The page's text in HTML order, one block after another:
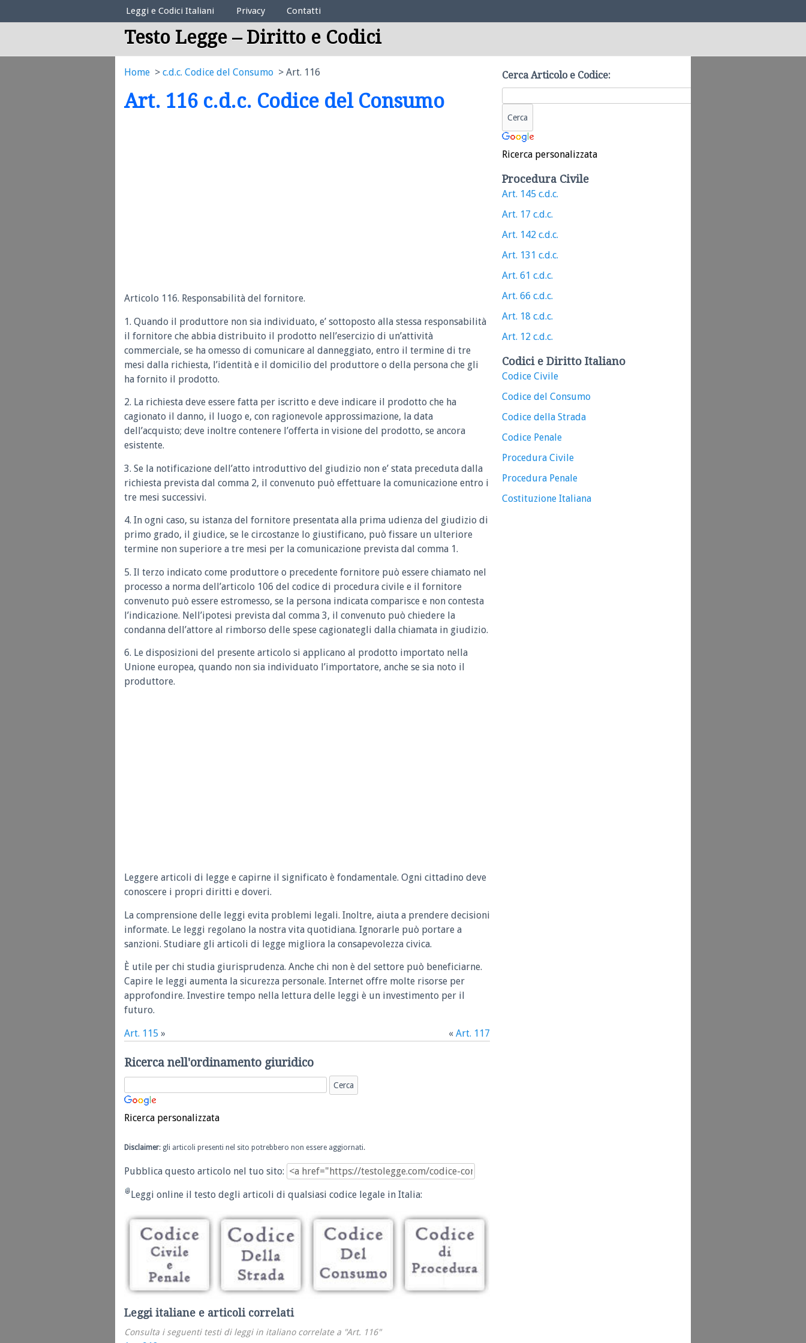
Elenco Codici Legali
Leggi e Codici Italiani Privacy Contatti
Testo Legge – Diritto e Codici
Home c.d.c. Codice del Consumo Art. 116
Art. 116 c.d.c. Codice del Consumo
Articolo 116. Responsabilità del fornitore.
1. Quando il produttore non sia individuato, e’ sottoposto alla stessa responsabilità
il fornitore che abbia distribuito il prodotto nell’esercizio di un’attività
commerciale, se ha omesso di comunicare al danneggiato, entro il termine di tre
mesi dalla richiesta, l’identità e il domicilio del produttore o della persona che gli
ha fornito il prodotto.
2. La richiesta deve essere fatta per iscritto e deve indicare il prodotto che ha
cagionato il danno, il luogo e, con ragionevole approssimazione, la data
dell’acquisto; deve inoltre contenere l’offerta in visione del prodotto, se ancora
esistente.
3. Se la notificazione dell’atto introduttivo del giudizio non e’ stata preceduta dalla
richiesta prevista dal comma 2, il convenuto può effettuare la comunicazione entro i
tre mesi successivi.
4. In ogni caso, su istanza del fornitore presentata alla prima udienza del giudizio di
primo grado, il giudice, se le circostanze lo giustificano, può fissare un ulteriore
termine non superiore a tre mesi per la comunicazione prevista dal comma 1.
5. Il terzo indicato come produttore o precedente fornitore può essere chiamato nel
processo a norma dell’articolo 106 del codice di procedura civile e il fornitore
convenuto può essere estromesso, se la persona indicata comparisce e non contesta
l’indicazione. Nell’ipotesi prevista dal comma 3, il convenuto può chiedere la
condanna dell’attore al rimborso delle spese cagionategli dalla chiamata in giudizio.
6. Le disposizioni del presente articolo si applicano al prodotto importato nella
Unione europea, quando non sia individuato l’importatore, anche se sia noto il
produttore.
Leggere articoli di legge e capirne il significato è fondamentale. Ogni cittadino deve
conoscere i propri diritti e doveri.
La comprensione delle leggi evita problemi legali. Inoltre, aiuta a prendere decisioni
informate. Le leggi regolano la nostra vita quotidiana. Ignorarle può portare a
sanzioni. Studiare gli articoli di legge migliora la consapevolezza civica.
È utile per chi studia giurisprudenza. Anche chi non è del settore può beneficiarne.
Capire le leggi aumenta la sicurezza personale. Internet offre molte risorse per
approfondire. Investire tempo nella lettura delle leggi è un investimento per il
futuro.
Art. 115 » « Art. 117
Ricerca nell'ordinamento giuridico
Ricerca personalizzata
Disclaimer: gli articoli presenti nel sito potrebbero non essere aggiornati.
Pubblica questo articolo nel tuo sito:
Leggi online il testo degli articoli di qualsiasi codice legale in Italia:
Leggi italiane e articoli correlati
Consulta i seguenti testi di leggi in italiano correlate a "Art. 116"
Cerca Articolo e Codice:
Ricerca personalizzata
Procedura Civile
Art. 145 c.d.c.
Art. 17 c.d.c.
Art. 142 c.d.c.
Art. 131 c.d.c.
Art. 61 c.d.c.
Art. 66 c.d.c.
Art. 18 c.d.c.
Art. 12 c.d.c.
Codici e Diritto Italiano
Codice Civile
Codice del Consumo
Codice della Strada
Codice Penale
Procedura Civile
Procedura Penale
Costituzione Italiana